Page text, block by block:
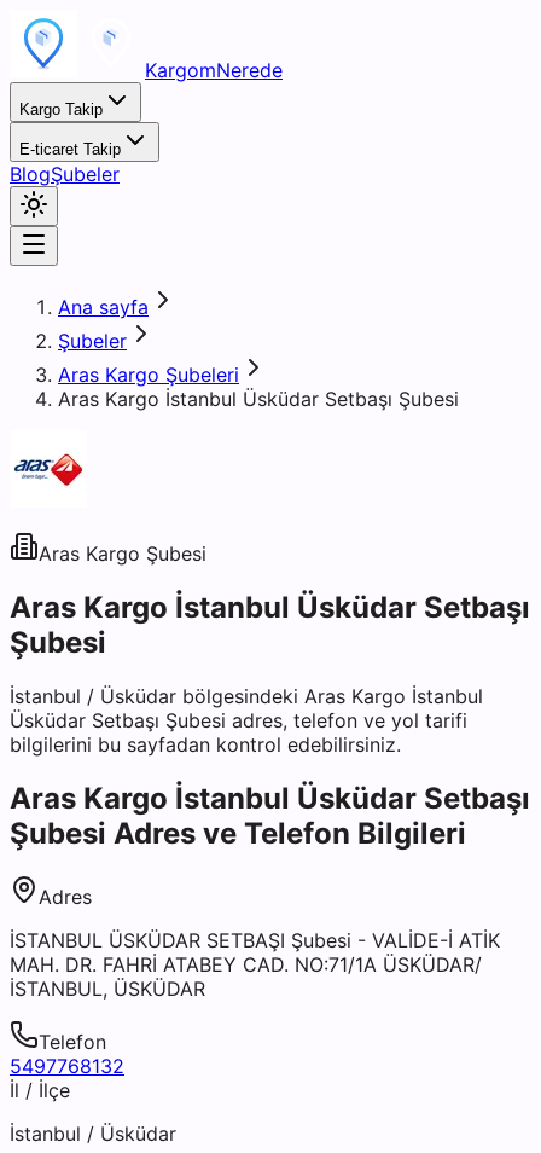
KargomNerede
Kargo Takip
E-ticaret Takip
BlogŞubeler
Ana sayfa
Şubeler
Aras Kargo Şubeleri
Aras Kargo İstanbul Üsküdar Setbaşı Şubesi
Aras Kargo Şubesi
Aras Kargo İstanbul Üsküdar Setbaşı
Şubesi
İstanbul / Üsküdar bölgesindeki Aras Kargo İstanbul
Üsküdar Setbaşı Şubesi adres, telefon ve yol tarifi
bilgilerini bu sayfadan kontrol edebilirsiniz.
Aras Kargo İstanbul Üsküdar Setbaşı
Şubesi Adres ve Telefon Bilgileri
Adres
İSTANBUL ÜSKÜDAR SETBAŞI Şubesi - VALİDE-İ ATİK
MAH. DR. FAHRİ ATABEY CAD. NO:71/1A ÜSKÜDAR/
İSTANBUL, ÜSKÜDAR
Telefon
5497768132
İl / İlçe
İstanbul / Üsküdar